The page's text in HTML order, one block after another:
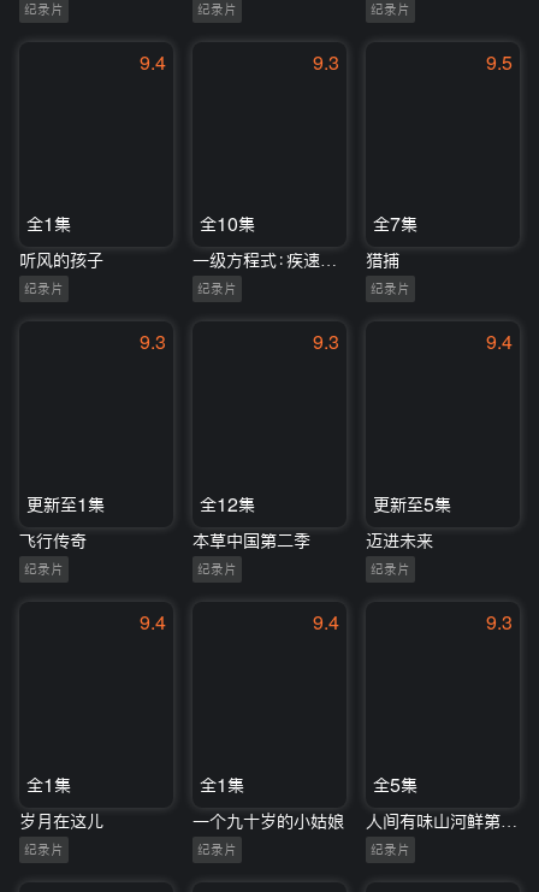
纪录片 纪录片 纪录片
9.4
全1集
听风的孩子
纪录片
9.3
全10集
一级方程式：疾速争胜第七季
纪录片
9.5
全7集
猎捕
纪录片
9.3
更新至1集
飞行传奇
纪录片
9.3
全12集
本草中国第二季
纪录片
9.4
更新至5集
迈进未来
纪录片
9.4
全1集
岁月在这儿
纪录片
9.4
全1集
一个九十岁的小姑娘
纪录片
9.3
全5集
纪录片